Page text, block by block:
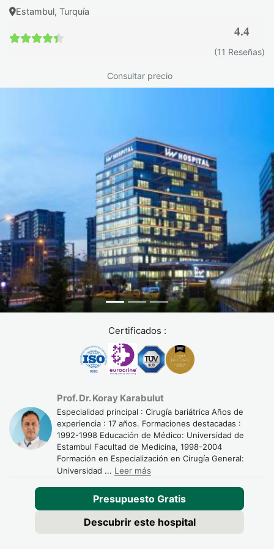
Tratamientos farmacológicos
Los médicos turcos utilizan una amplia gama de terapias
Medicamentos antiinflamatorios y corticosteroides.
inflamación de manera específica.
Estas opciones permiten controlar los brotes, reducir la
inflamación y mejorar la función intestinal a largo plazo.
Procedimientos quirúrgicos
Cuando la enfermedad no responde a tratamientos médicos,
puede ser necesaria cirugía. En Turquía, se aplican técnicas
mínimamente invasivas, como la resección de segmentos
intestinales afectados o la reparación de fístulas,
garantizando una recuperación más rápida y menor impacto
Terapias complementarias y nutrición
El tratamiento integral incluye:
Suplementos vitamínicos y minerales según
necesidades específicas.
Asesoría en hábitos de vida y estrategias de bienestar
digestivo.
combina tratamiento médico, cirugía avanzada y apoyo
Estambul, Turquía
4.4
(11 Reseñas)
Consultar precio
Certificados :
Prof. Dr. Koray Karabulut
Especialidad principal : Cirugía bariátrica Años de
experiencia : 17 años. Formaciones destacadas :
1992-1998 Educación de Médico: Universidad de
Estambul Facultad de Medicina, 1998-2004
Formación en Especialización en Cirugía General:
Universidad ... Leer más
Presupuesto Gratis
Descubrir este hospital